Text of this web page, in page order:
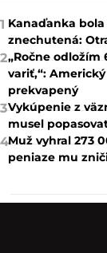
1 Kanaďanka
znechutená:
2„Ročne odložím
variť,“:
prekvapený
3Vykúpenie z
musel
4Muž vyhral 273
peniaze mu